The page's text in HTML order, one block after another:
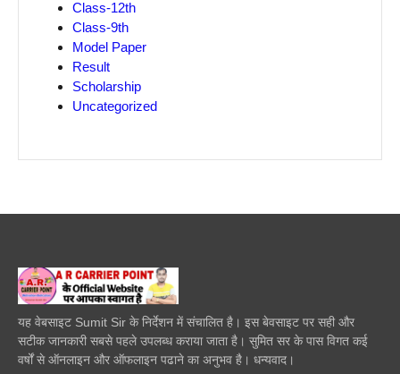
Class-12th
Class-9th
Model Paper
Result
Scholarship
Uncategorized
यह वेबसाइट Sumit Sir के निर्देशन में संचालित है। इस बेवसाइट पर सही और
सटीक जानकारी सबसे पहले उपलब्ध कराया जाता है। सुमित सर के पास विगत कई
वर्षों से ऑनलाइन और ऑफलाइन पढाने का अनुभव है। धन्यवाद।